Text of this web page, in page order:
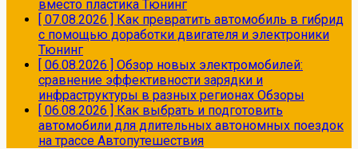
вместо пластика Тюнинг
[ 07.08.2026 ] Как превратить автомобиль в гибрид
с помощью доработки двигателя и электроники
Тюнинг
[ 06.08.2026 ] Обзор новых электромобилей:
сравнение эффективности зарядки и
инфраструктуры в разных регионах Обзоры
[ 06.08.2026 ] Как выбрать и подготовить
автомобили для длительных автономных поездок
на трассе Автопутешествия